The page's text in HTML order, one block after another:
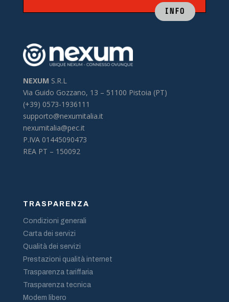
INFO
NEXUM S.R.L
Via Guido Gozzano, 13 – 51100 Pistoia (PT)
(+39) 0573-1936111
supporto@nexumitalia.it
nexumitalia@pec.it
P.IVA 01445090473
REA PT – 150092
TRASPARENZA
Condizioni generali
Carta dei servizi
Qualità dei servizi
Prestazioni qualità internet
Trasparenza tariffaria
Trasparenza tecnica
Modem libero